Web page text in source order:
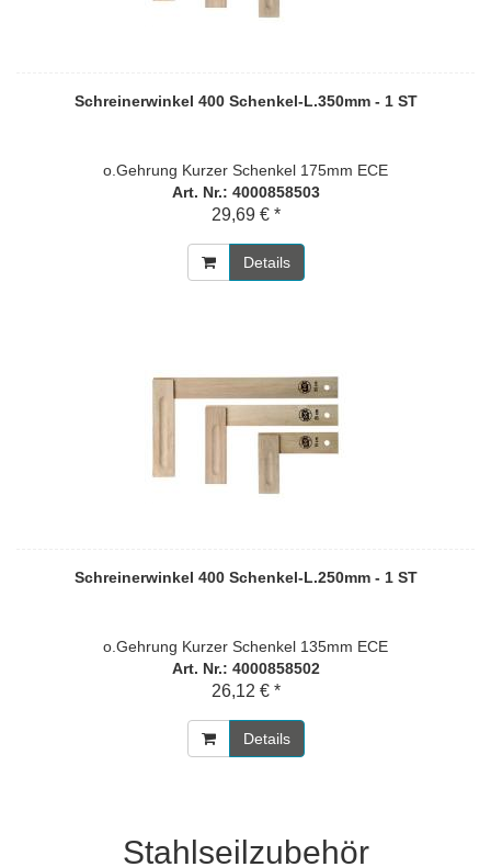
Schreinerwinkel 400 Schenkel-L.350mm - 1 ST
o.Gehrung Kurzer Schenkel 175mm ECE
Art. Nr.: 4000858503
29,69 € *
Details
Schreinerwinkel 400 Schenkel-L.250mm - 1 ST
o.Gehrung Kurzer Schenkel 135mm ECE
Art. Nr.: 4000858502
26,12 € *
Details
Stahlseilzubehör